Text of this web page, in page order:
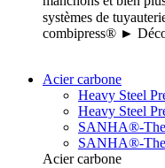
systèmes de
combipress® ►
Acier carbone
Heavy Steel
Heavy Steel
SANHA®-
SANHA®-
Acier carbone